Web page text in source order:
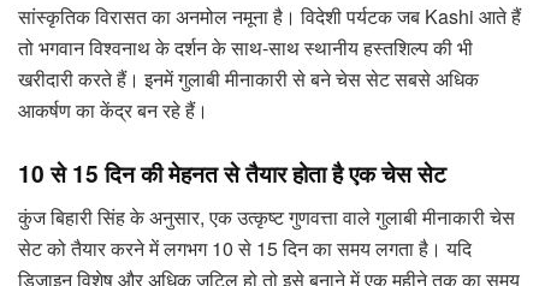
सांस्कृतिक विरासत का अनमोल नमूना है। विदेशी पर्यटक जब Kashi आते हैं
तो भगवान विश्वनाथ के दर्शन के साथ-साथ स्थानीय हस्तशिल्प की भी
खरीदारी करते हैं। इनमें गुलाबी मीनाकारी से बने चेस सेट सबसे अधिक
आकर्षण का केंद्र बन रहे हैं।
10 से 15 दिन की मेहनत से तैयार होता है एक चेस सेट
कुंज बिहारी सिंह के अनुसार, एक उत्कृष्ट गुणवत्ता वाले गुलाबी मीनाकारी चेस
सेट को तैयार करने में लगभग 10 से 15 दिन का समय लगता है। यदि
डिजाइन विशेष और अधिक जटिल हो तो इसे बनाने में एक महीने तक का समय